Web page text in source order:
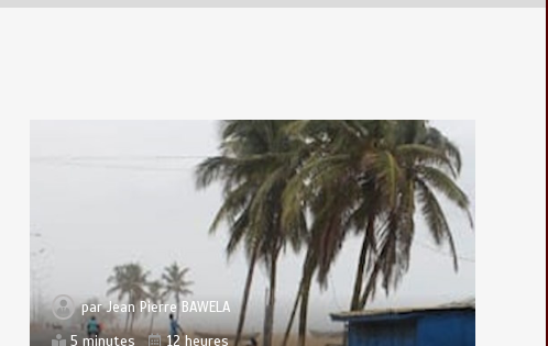
parJean Pierre BAWELA
5 minutes
12 heures